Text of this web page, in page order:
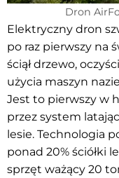
Dron
Elektryczny dron
po raz pierwszy na
ściął drzewo,
użycia maszyn
Jest to pierwszy w
przez system
lesie. Technologia
ponad 20% ściółki
sprzęt ważący 20